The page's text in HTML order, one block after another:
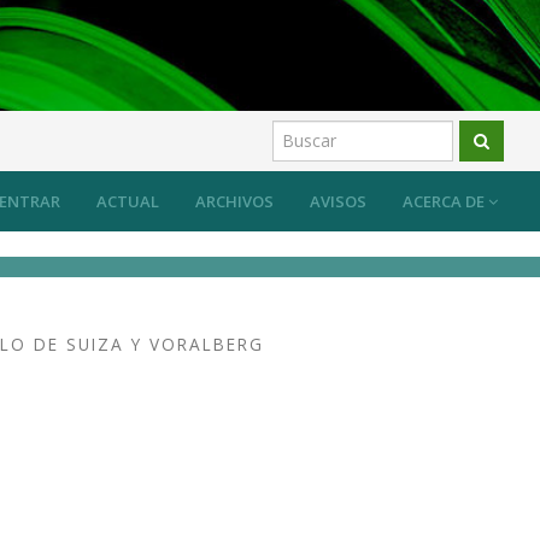
ACTUAL ARCHIVOS AVISOS ACERCA DE
ENTRAR
DE SUIZA Y VORALBERG